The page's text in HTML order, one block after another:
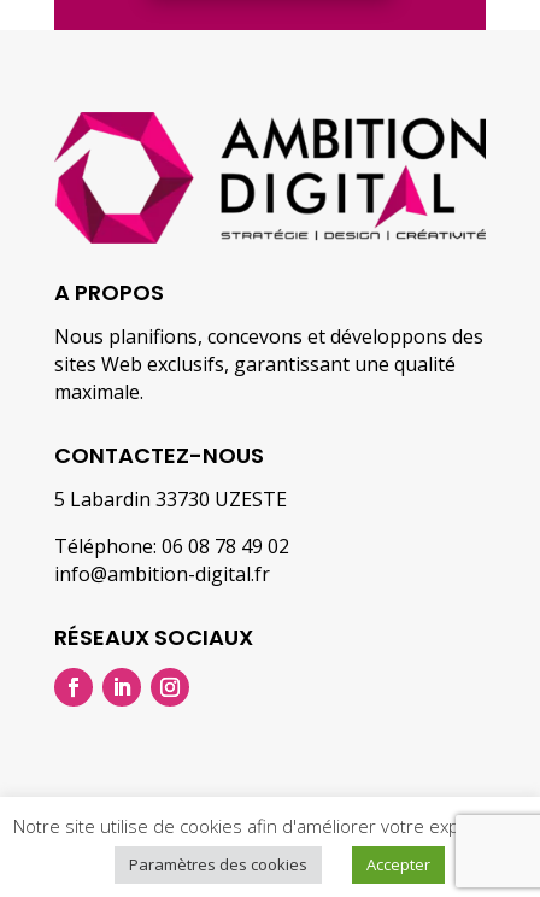
A PROPOS
Nous planifions, concevons et développons des
sites Web exclusifs, garantissant une qualité
maximale.
CONTACTEZ-NOUS
5 Labardin 33730 UZESTE
Téléphone: 06 08 78 49 02
info@ambition-digital.fr
RÉSEAUX SOCIAUX
© 2019-2023 – Une réalisation Ambition Digital
Mentions légales & politique de confidentialité
Notre site utilise de cookies afin d'améliorer votre expérience.
Paramètres des cookies Accepter